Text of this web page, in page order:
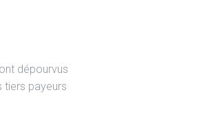
dépourvus
tiers payeurs